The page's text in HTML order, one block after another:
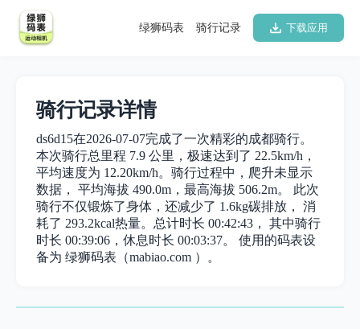
下载应用
骑行记录
绿狮码表
骑行记录详情
ds6d15在2026-07-07完成了一次精彩的成都骑行。
本次骑行总里程 7.9 公里，极速达到了 22.5km/h，
平均速度为 12.20km/h。骑行过程中，爬升未显示
数据， 平均海拔 490.0m，最高海拔 506.2m。 此次
骑行不仅锻炼了身体，还减少了 1.6kg碳排放， 消
耗了 293.2kcal热量。总计时长 00:42:43， 其中骑行
时长 00:39:06，休息时长 00:03:37。 使用的码表设
备为 绿狮码表（mabiao.com ）。